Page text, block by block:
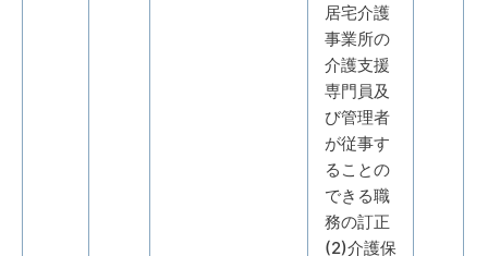
居宅介護
事業所の
介護支援
専門員及
び管理者
が従事す
ることの
できる職
務の訂正
(2)介護保